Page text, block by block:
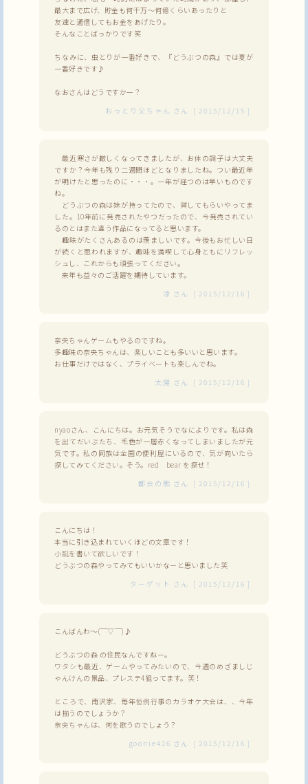
最大まで広げ、貯金も何千万～何億くらいあったりと
友達と通信してもお金をあげたり。
そんなことばっかりです笑
ちなみに、虫とりが一番好きで、『どうぶつの森』では夏が
一番好きです♪
なおさんはどうですかー？
おっとり父ちゃん さん [ 2015/12/15 ]
最近寒さが厳しくなってきましたが、お体の調子は大丈夫
ですか？今年も残り二週間ほどとなりましたね。つい最近年
が明けたと思ったのに・・・。一年が経つのは早いものです
ね。
どうぶつの森は妹が持ってたので、貸してもらいやってま
した。10年前に発売されたやつだったので、今発売されてい
るのとはまた違う作品になってると思います。
趣味がたくさんあるのは羨ましいです。今後もお忙しい日
が続くと思われますが、趣味を満喫して心身ともにリフレッ
シュし、これからも頑張ってください。
来年も益々のご活躍を期待しています。
涼 さん [ 2015/12/16 ]
奈央ちゃんゲームもやるのですね。
多趣味の奈央ちゃんは、楽しいことも多いいと思います。
お仕事だけではなく、プライベートも楽しんでね。
太陽 さん [ 2015/12/16 ]
nyaoさん、こんにちは。お元気そうでなによりです。私は森
を出てだいぶたち、毛色が一層赤くなってしまいましたが元
気です。私の同族は全国の便利屋にいるので、気が向いたら
探してみてください。そう。red bear を探せ！
都会の熊 さん [ 2015/12/16 ]
こんにちは！
本当に引き込まれていくほどの文章です！
小説を書いて欲しいです！
どうぶつの森やってみてもいいかなーと思いました笑
ターゲット さん [ 2015/12/16 ]
こんばんわ〜(￣▽￣)♪
どうぶつの森 の住民なんですねー。
ワタシも最近、ゲームやってみたいので、今週のめざましじ
ゃんけんの景品、プレステ4狙ってます。笑！
ところで、南沢家、毎年恒例行事のカラオケ大会は、、今年
は揃うのでしょうか？
奈央ちゃんは、何を歌うのでしょう？
goonie426 さん [ 2015/12/16 ]